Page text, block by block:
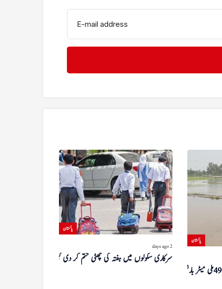
E-mail address
پاکستان
2 days ago
سرکاری سکولوں میں ہفتہ کی چھٹی ختم کر دی گئی
پاکستان
گزشتہ روز منڈی بہاءالدین میں 49 ملی میٹر بارش